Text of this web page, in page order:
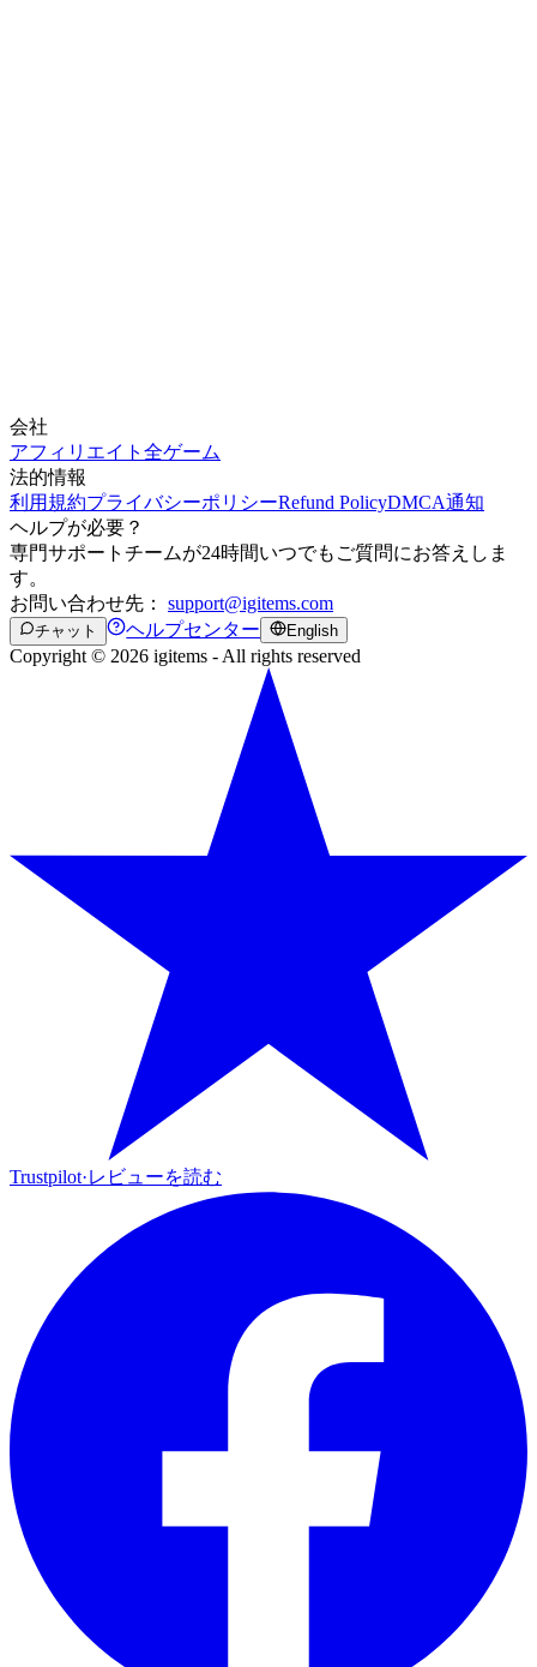
会社
アフィリエイト 全ゲーム
法的情報
利用規約プライバシーポリシーRefund PolicyDMCA通知
ヘルプが必要？
専門サポートチームが24時間いつでもご質問にお答えしま
す。
お問い合わせ先： support@igitems.com
チャット ヘルプセンター English
Copyright © 2026 igitems - All rights reserved
Trustpilot·レビューを読む